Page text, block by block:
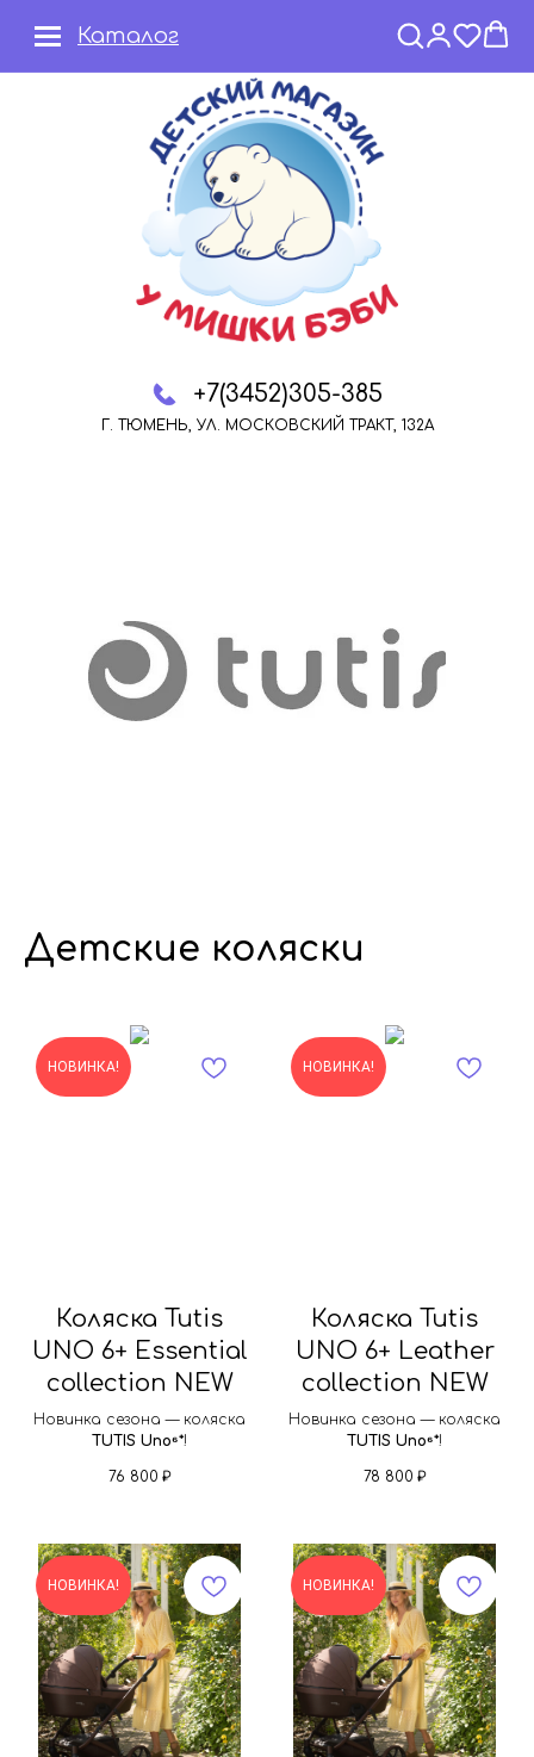
+7(3452)305-385
Г. ТЮМЕНЬ, УЛ. МОСКОВСКИЙ ТРАКТ, 132А
Каталог
Детские коляски
НОВИНКА!
Коляска Tutis
UNO 6+ Essential
collection NEW
Новинка сезона — коляска
TUTIS Uno⁶⁺!
76 800 ₽
НОВИНКА!
Коляска Tutis
UNO 6+ Leather
collection NEW
Новинка сезона — коляска
TUTIS Uno⁶⁺!
78 800 ₽
НОВИНКА! НОВИНКА!